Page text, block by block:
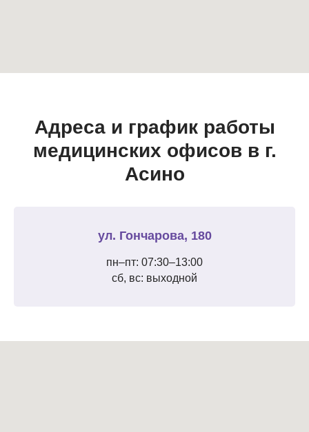
Адреса и график работы
медицинских офисов в г.
Асино
ул. Гончарова, 180
пн–пт: 07:30–13:00
сб, вс: выходной